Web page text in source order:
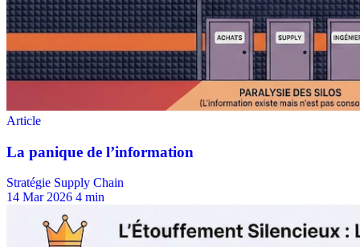
Stratégie Supply Chain
14 Mar 2026 4 min